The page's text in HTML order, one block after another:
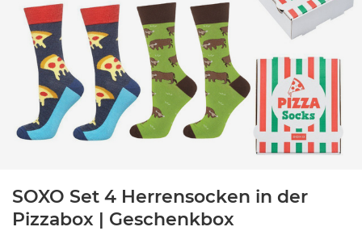
SOXO Set 4 Herrensocken in der
Pizzabox | Geschenkbox